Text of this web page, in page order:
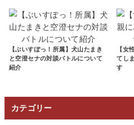
【ぶいすぽっ！所属】犬山たまき
と空澄セナの対談バトルについて
紹介
【女
てし
す
カテゴリー